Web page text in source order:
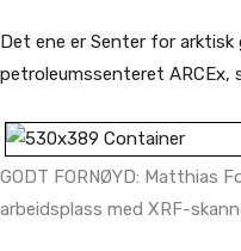
Det ene er Senter for arktisk
petroleumssenteret ARCEx,
GODT FORNØYD: Matthias
arbeidsplass med XRF-